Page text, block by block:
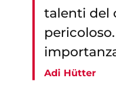
talenti del
Adi Hütter